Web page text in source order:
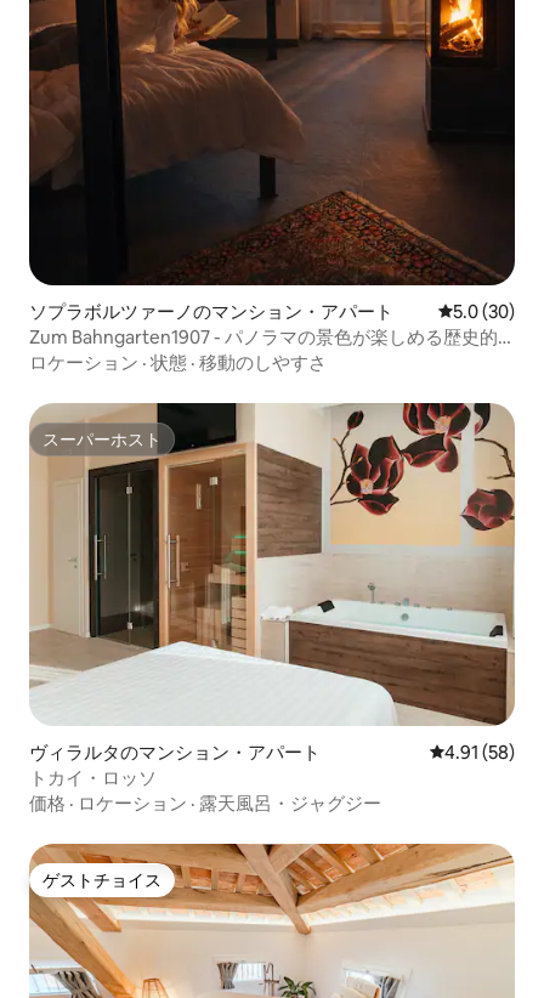
ソプラボルツァーノのマンション・アパート レビュー30
5.0 (30)
Zum Bahngarten1907 - パノラマの景色が楽しめる歴史的
な鉄道員の家
ロケーション · 状態 · 移動のしやすさ
スーパーホスト
スーパーホスト
ヴィラルタのマンション・アパート レビュー58
4.91 (58)
トカイ・ロッソ
価格 · ロケーション · 露天風呂・ジャグジー
ゲストチョイス
ゲストチョイス